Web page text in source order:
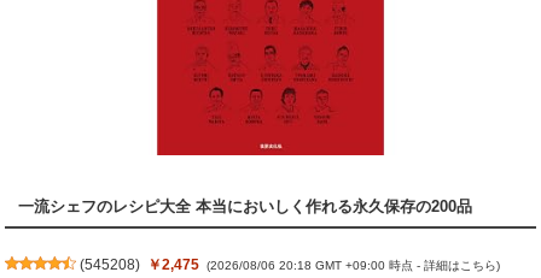
一流シェフのレシピ大全 本当においしく作れる永久保存の200品
(545208) ￥2,475 (2026/08/06 20:18 GMT +09:00 時点 -詳細はこちら)